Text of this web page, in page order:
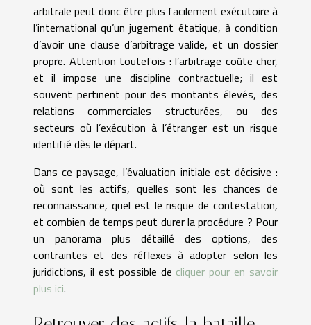
arbitrale peut donc être plus facilement exécutoire à
l’international qu’un jugement étatique, à condition
d’avoir une clause d’arbitrage valide, et un dossier
propre. Attention toutefois : l’arbitrage coûte cher,
et il impose une discipline contractuelle; il est
souvent pertinent pour des montants élevés, des
relations commerciales structurées, ou des
secteurs où l’exécution à l’étranger est un risque
identifié dès le départ.
Dans ce paysage, l’évaluation initiale est décisive :
où sont les actifs, quelles sont les chances de
reconnaissance, quel est le risque de contestation,
et combien de temps peut durer la procédure ? Pour
un panorama plus détaillé des options, des
contraintes et des réflexes à adopter selon les
juridictions, il est possible de cliquer pour en savoir
plus ici.